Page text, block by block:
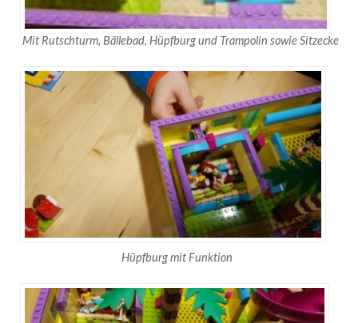
Mit Rutschturm, Bällebad, Hüpfburg und Trampolin sowie Sitzecke
Hüpfburg mit Funktion